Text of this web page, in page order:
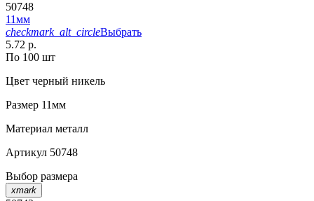
50748
11мм
checkmark_alt_circleВыбрать
5.72 р.
По 100 шт
Цвет черный никель
Размер 11мм
Материал металл
Артикул 50748
Выбор размера
xmark